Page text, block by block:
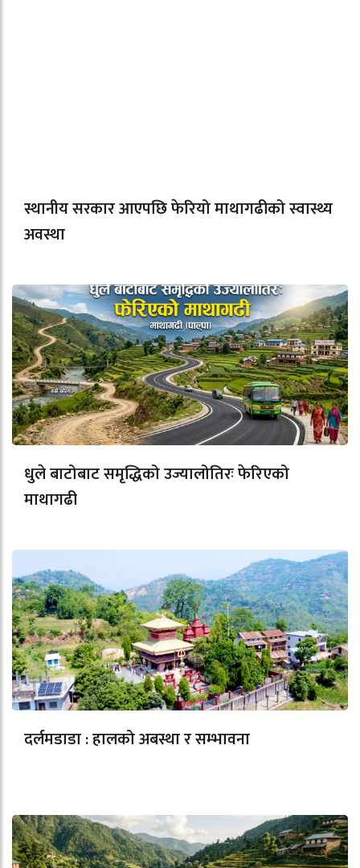
स्थानीय सरकार आएपछि फेरियो माथागढीको स्वास्थ्य
अवस्था
धुले बाटोबाट समृद्धिको उज्यालोतिरः फेरिएको
माथागढी
दर्लमडाडा : हालको अबस्था र सम्भावना